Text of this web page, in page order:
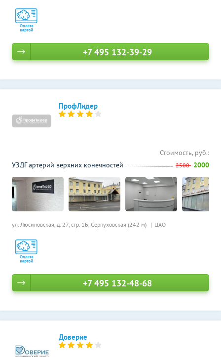
+7 495 132-39-29
ПрофЛидер
ул. Люсиновская, д. 27, стр. 1Б, Серпуховская (242 м) ЦАО
Стоимость, руб.:
УЗДГ артерий верхних конечностей
2500 2000
+7 495 132-48-68
Доверие